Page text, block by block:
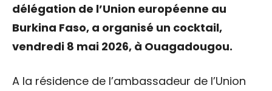
délégation de l’Union européenne au
Burkina Faso, a organisé un cocktail,
vendredi 8 mai 2026, à Ouagadougou.
A la résidence de l’ambassadeur de l’Union